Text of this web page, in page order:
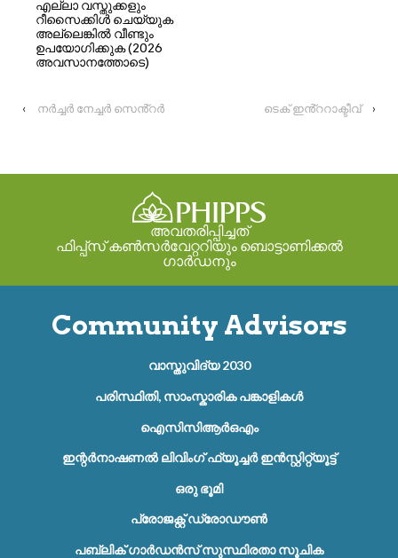
എല്ലാ വസ്തുക്കളും
റീസൈക്കിൾ ചെയ്യുക
അല്ലെങ്കിൽ വീണ്ടും
ഉപയോഗിക്കുക (2026
അവസാനത്തോടെ)
‹ നർച്ചർ നേച്ചർ സെൻ്റർ ടെക് ഇൻ്ററാക്ടീവ് ›
അവതരിപ്പിച്ചത്
ഫിപ്പ്സ് കൺസർവേറ്ററിയും ബൊട്ടാണിക്കൽ
ഗാർഡനും
Community Advisors
വാസ്തുവിദ്യ 2030
പരിസ്ഥിതി, സാംസ്കാരിക പങ്കാളികൾ
ഐസിസിആർഒഎം
ഇന്റർനാഷണൽ ലിവിംഗ് ഫ്യൂച്ചർ ഇൻസ്റ്റിറ്റ്യൂട്ട്
ഒരു ഭൂമി
പ്രോജക്റ്റ് ഡ്രോഡൗൺ
പബ്ലിക് ഗാർഡൻസ് സുസ്ഥിരതാ സൂചിക